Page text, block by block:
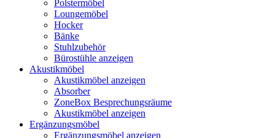
Polstermöbel
Loungemöbel
Hocker
Bänke
Stuhlzubehör
Bürostühle anzeigen
Akustikmöbel
Akustikmöbel anzeigen
Absorber
ZoneBox Besprechungsräume
Akustikmöbel anzeigen
Ergänzungsmöbel
Ergänzungsmöbel anzeigen